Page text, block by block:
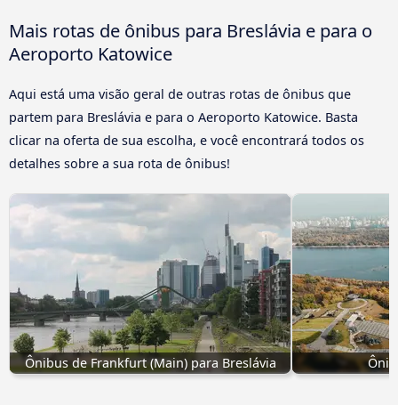
Mais rotas de ônibus para Breslávia e para o
Aeroporto Katowice
Aqui está uma visão geral de outras rotas de ônibus que
partem para Breslávia e para o Aeroporto Katowice. Basta
clicar na oferta de sua escolha, e você encontrará todos os
detalhes sobre a sua rota de ônibus!
Ônibus de Frankfurt (Main) para Breslávia